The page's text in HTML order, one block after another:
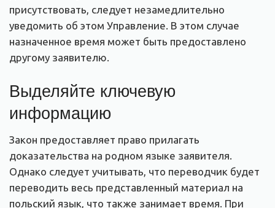
присутствовать, следует незамедлительно
уведомить об этом Управление. В этом случае
назначенное время может быть предоставлено
другому заявителю.
Выделяйте ключевую
информацию
Закон предоставляет право прилагать
доказательства на родном языке заявителя.
Однако следует учитывать, что переводчик будет
переводить весь представленный материал на
польский язык, что также занимает время. При